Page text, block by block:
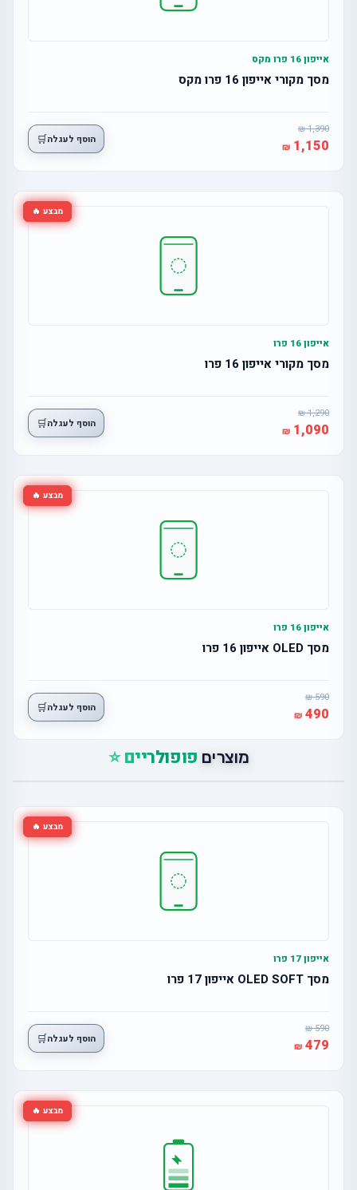
אייפון 16 פרו מקס
מסך מקורי אייפון 16 פרו מקס
1,390
1,150 הוסף לעגלה🛒
מבצע 🔥
אייפון 16 פרו
מסך מקורי אייפון 16 פרו
1,290
1,090 הוסף לעגלה🛒
מבצע 🔥
אייפון 16 פרו
מסך OLED אייפון 16 פרו
590
490 הוסף לעגלה🛒
מוצרים פופולריים ⭐
מבצע 🔥
אייפון 17 פרו
מסך OLED SOFT אייפון 17 פרו
590
479 הוסף לעגלה🛒
מבצע 🔥